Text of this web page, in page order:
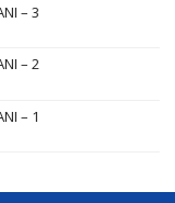
– 3
– 2
– 1